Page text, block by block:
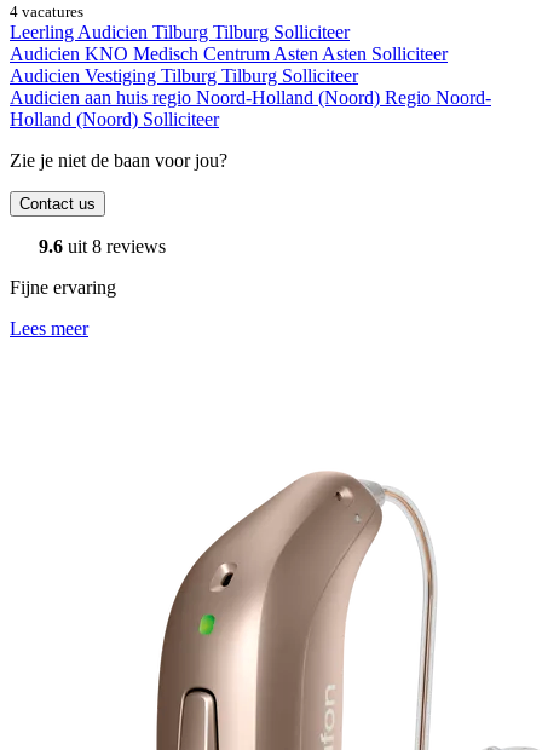
4 vacatures
Leerling Audicien Tilburg Tilburg Solliciteer
Audicien KNO Medisch Centrum Asten Asten Solliciteer
Audicien Vestiging Tilburg Tilburg Solliciteer
Audicien aan huis regio Noord-Holland (Noord) Regio Noord-
Holland (Noord) Solliciteer
Zie je niet de baan voor jou?
Contact us
9.6 uit 8 reviews
Fijne ervaring
Lees meer